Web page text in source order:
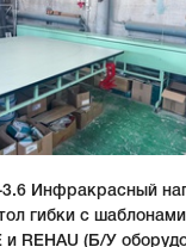
Инфракрасный
гибки с
REHAU (Б/У